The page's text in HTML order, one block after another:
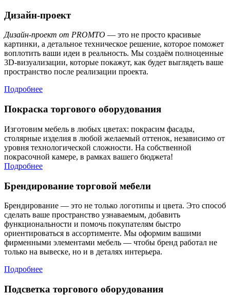
Дизайн-проект
Дизайн-проект от PROMTO — это не просто красивые
картинки, а детальное техническое решение, которое поможет
воплотить ваши идеи в реальность. Мы создаём полноценные
3D-визуализации, которые покажут, как будет выглядеть ваше
пространство после реализации проекта.
Подробнее
Покраска торгового оборудования
Изготовим мебель в любых цветах: покрасим фасады,
столярные изделия в любой желаемый оттенок, независимо от
уровня технологической сложности. На собственной
покрасочной камере, в рамках вашего бюджета!
Подробнее
Брендирование торговой мебели
Брендирование — это не только логотипы и цвета. Это способ
сделать ваше пространство узнаваемым, добавить
функциональности и помочь покупателям быстро
ориентироваться в ассортименте. Мы оформим вашими
фирменными элементами мебель — чтобы бренд работал не
только на вывеске, но и в деталях интерьера.
Подробнее
Подсветка торгового оборудования